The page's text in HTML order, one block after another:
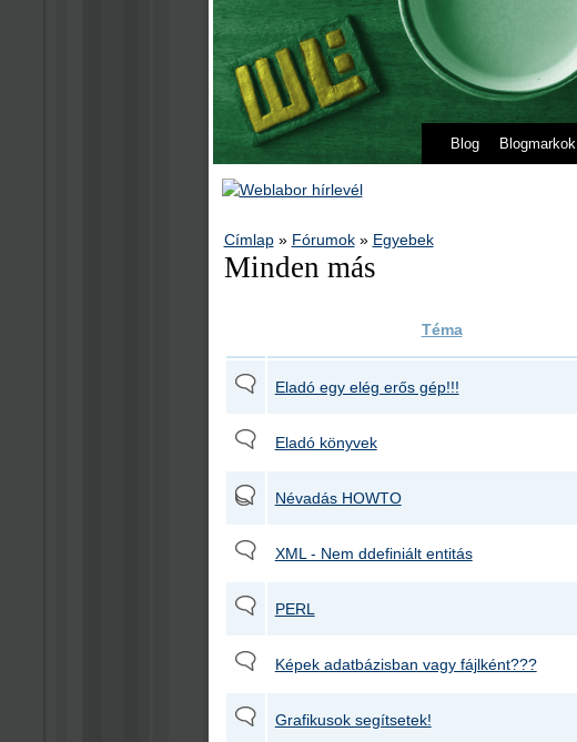
Blog Blogmarkok
Címlap» Fórumok» Egyebek
Minden más
Téma
Eladó egy elég erős gép!!!
Eladó könyvek
Névadás HOWTO
XML - Nem ddefiniált entitás
PERL
Képek adatbázisban vagy fájlként???
Grafikusok segítsetek!